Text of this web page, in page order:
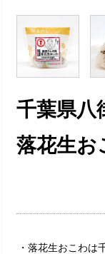
千葉県八
落花生お
・落花生おこわは